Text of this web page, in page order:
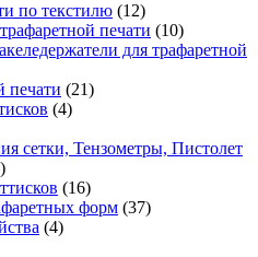
по текстилю (12)
печати (10)
для трафаретной
печати (21)
(4)
сетки, Тензометры, Пистолет
(16)
форм (37)
(4)